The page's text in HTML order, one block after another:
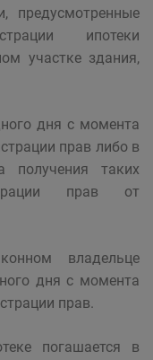
предусмотренные
ипотеки
участке здания,
дня с момента
прав либо в
получения таких
прав от
владельце
дня с момента
прав.
погашается в